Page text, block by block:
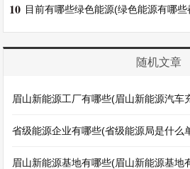
10 目前有哪些绿色能源(绿色能源有哪
随机文章
眉山新能源工厂有哪些(眉山新能源汽车
省级能源企业有哪些(省级能源局是什么
眉山新能源基地有哪些(眉山新能源基地